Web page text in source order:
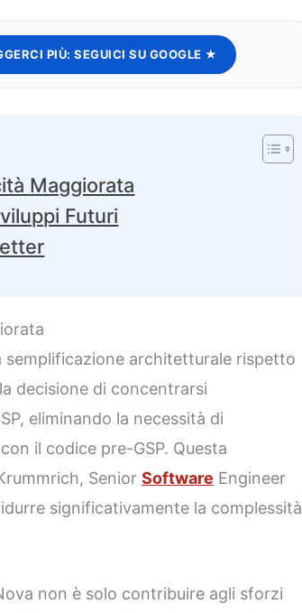
PIÙ: SEGUICI SU GOOGLE ★
Maggiorata
Futuri
semplificazione architetturale rispetto
decisione di concentrarsi
eliminando la necessità di
il codice pre-GSP. Questa
SeniorSoftware Engineer
significativamente la complessità
non è solo contribuire agli sforzi